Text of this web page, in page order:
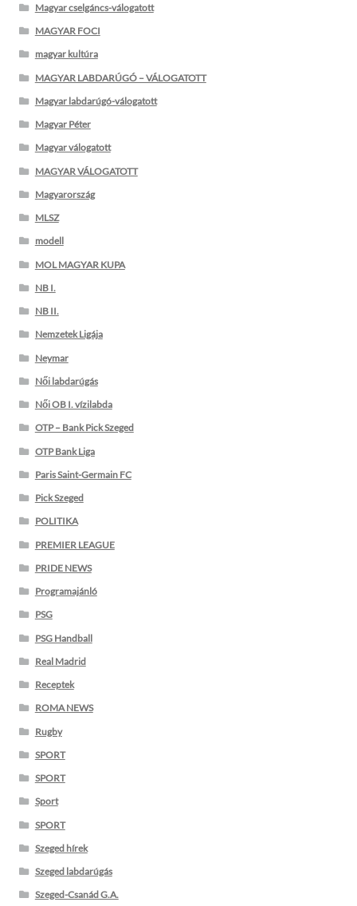
Magyar cselgáncs-válogatott
MAGYAR FOCI
magyar kultúra
MAGYAR LABDARÚGÓ – VÁLOGATOTT
Magyar labdarúgó-válogatott
Magyar Péter
Magyar válogatott
MAGYAR VÁLOGATOTT
Magyarország
MLSZ
modell
MOL MAGYAR KUPA
NB I.
NB II.
Nemzetek Ligája
Neymar
Női labdarúgás
Női OB I. vízilabda
OTP – Bank Pick Szeged
OTP Bank Liga
Paris Saint-Germain FC
Pick Szeged
POLITIKA
PREMIER LEAGUE
PRIDE NEWS
Programajánló
PSG
PSG Handball
Real Madrid
Receptek
ROMA NEWS
Rugby
SPORT
SPORT
Sport
SPORT
Szeged hírek
Szeged labdarúgás
Szeged-Csanád G.A.